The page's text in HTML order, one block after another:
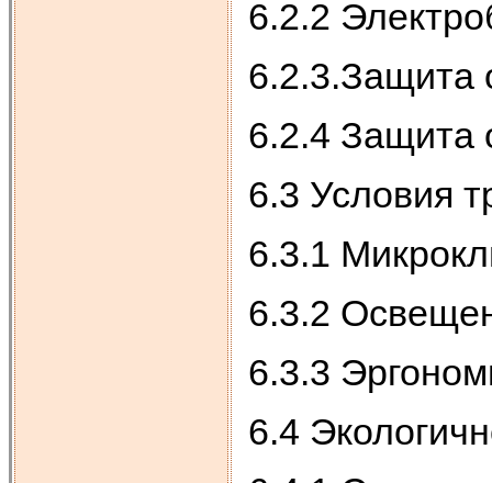
6.2.2
6.2.3.Защита
6.2.4 Защита
6.3 Условия
6.3.1
6.3.2
6.3.3
6.4